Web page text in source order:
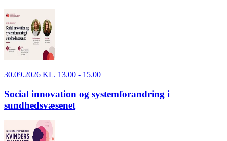
30.09.2026 KL. 13.00 - 15.00
Social innovation og systemforandring i
sundhedsvæsenet